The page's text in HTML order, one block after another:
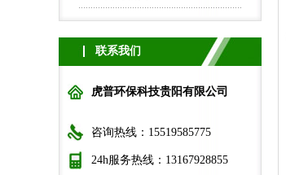
联系我们
虎普环保科技贵阳有限公司
咨询热线：15519585775
24h服务热线：13167928855